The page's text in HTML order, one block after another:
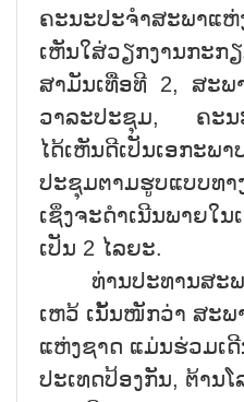
ຄະນະປະຈຳສະພາແຫ່
ເຫັນໃສ່ວຽກງານກະ
ສາມັນເທື່ອທີ 2, ສະພ
ວາລະປະຊຸມ, ຄະນ
ໄດ້ເຫັນດີເປັນເອກະພາ
ປະຊຸມຕາມຮູບແບບທ
ເຊິ່ງຈະດຳເນີນພາຍໃ
ເປັນ 2 ໄລຍະ.
ທ່ານປະທານສະພາ
ເຫວ້ ເນັ້ນໜັກວ່າ ສະພ
ແຫ່ງຊາດ ແມ່ນຮ່ວມເ
ປະເທດປ້ອງກັນ, ຕ້ານ